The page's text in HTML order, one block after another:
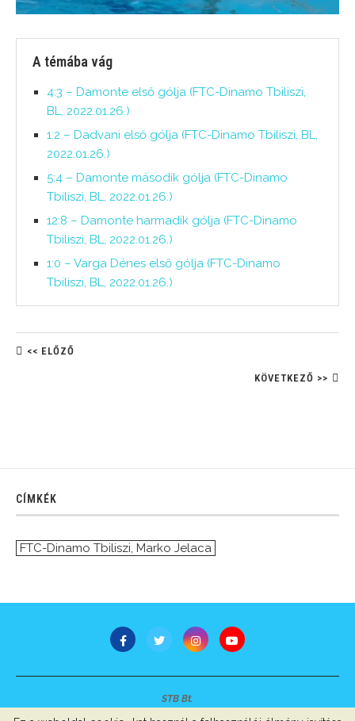
A témába vág
4:3 – Damonte első gólja (FTC-Dinamo Tbiliszi,
BL, 2022.01.26.)
1:2 – Dadvani első gólja (FTC-Dinamo Tbiliszi, BL,
2022.01.26.)
5:4 – Damonte második gólja (FTC-Dinamo
Tbiliszi, BL, 2022.01.26.)
12:8 – Damonte harmadik gólja (FTC-Dinamo
Tbiliszi, BL, 2022.01.26.)
1:0 – Varga Dénes első gólja (FTC-Dinamo
Tbiliszi, BL, 2022.01.26.)
<< ELŐZŐ
KÖVETKEZŐ >>
CÍMKÉK
FTC-Dinamo Tbiliszi, Marko Jelaca
STB Bt.